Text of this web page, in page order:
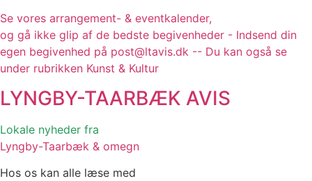
Se vores arrangement- & eventkalender,
og gå ikke glip af de bedste begivenheder - Indsend din
egen begivenhed på post@ltavis.dk -- Du kan også se
under rubrikken Kunst & Kultur
LYNGBY-TAARBÆK AVIS
Lokale nyheder fra
Lyngby-Taarbæk & omegn
Hos os kan alle læse med